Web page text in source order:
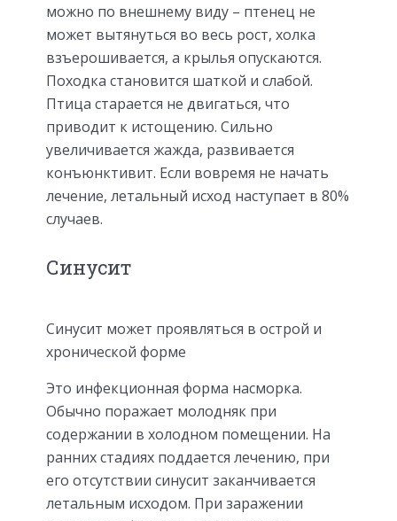
можно по внешнему виду – птенец не
может вытянуться во весь рост, холка
взъерошивается, а крылья опускаются.
Походка становится шаткой и слабой.
Птица старается не двигаться, что
приводит к истощению. Сильно
увеличивается жажда, развивается
конъюнктивит. Если вовремя не начать
лечение, летальный исход наступает в 80%
случаев.
Синусит
Синусит может проявляться в острой и
хронической форме
Это инфекционная форма насморка.
Обычно поражает молодняк при
содержании в холодном помещении. На
ранних стадиях поддается лечению, при
его отсутствии синусит заканчивается
летальным исходом. При заражении